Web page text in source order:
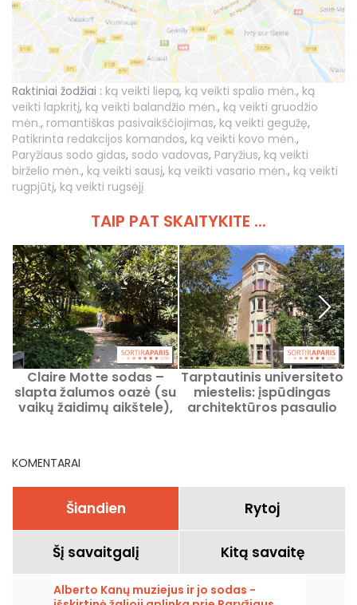
Raktiniai žodžiai : ką veikti liepą, ką veikti spalio mėn., ką
veikti lapkritį, ką veikti balandžio mėn., ką veikti gruodžio
mėn., romantiškas pasivaikščiojimas, ką veikti gegužę,
Patikrinta redakcijos komandos, ką veikti kovo mėn.,
Paryžiaus sodo gidas, sodo vadovas, Paryžius, ką veikti
birželio mėn., ką veikti sausį, ką veikti vasario mėn., ką veikti
rugpjūtį, ką veikti rugsėjį
TAIP PAT SKAITYKITE ...
Claire Motte sodas –
slapta žalumos oazė (su
vaikų žaidimų aikštele),
Tarptautinis universiteto
miestelis: įspūdingas
architektūros pasaulio
KOMENTARAI
Šiandien Rytoj
Šį savaitgalį Kitą savaitę
Alberto Kanų muziejus ir jo sodas -